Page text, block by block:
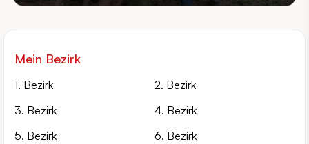
Mein Bezirk
1. Bezirk
2. Bezirk
3. Bezirk
4. Bezirk
5. Bezirk
6. Bezirk